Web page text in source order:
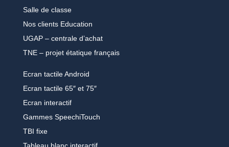
Salle de classe
Nos clients Education
UGAP – centrale d’achat
TNE – projet étatique français
Ecran tactile Android
Ecran tactile 65″ et 75″
Ecran interactif
Gammes SpeechiTouch
TBI fixe